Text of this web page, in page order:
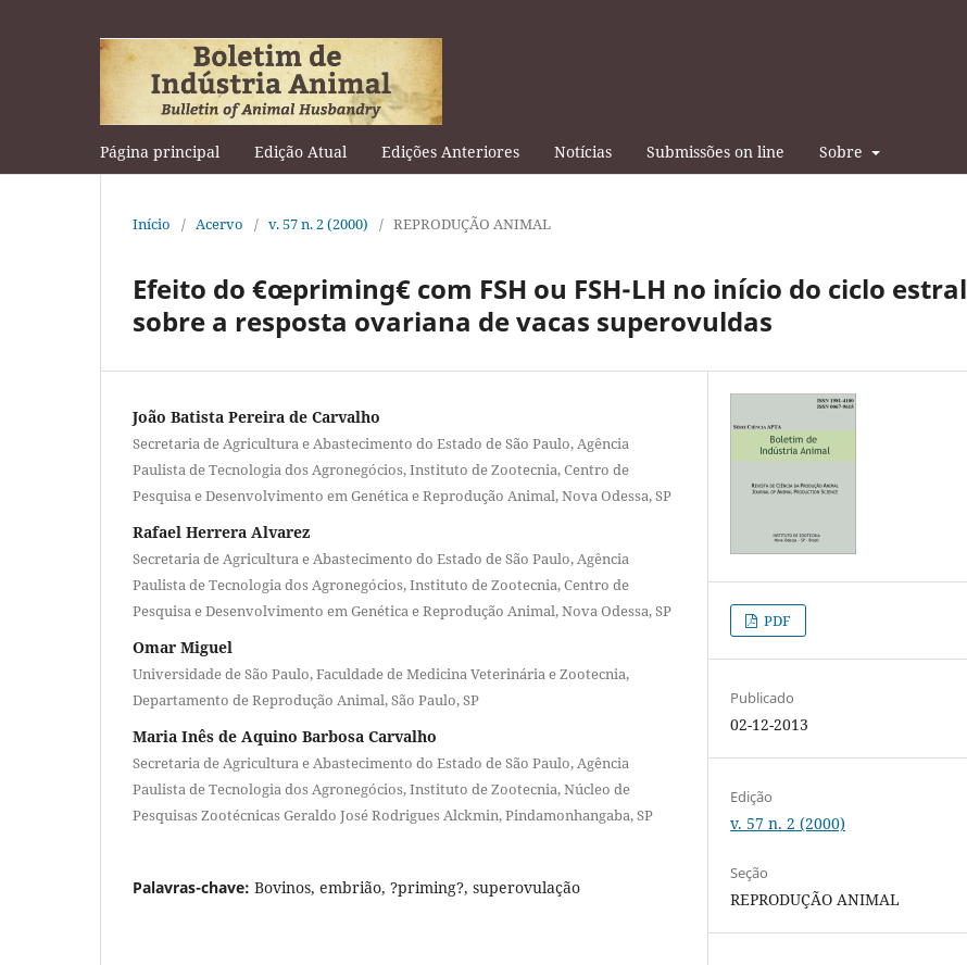
Página principal Edição Atual Edições Anteriores Notícias Submissões on line Sobre
Início / Acervo / v. 57 n. 2 (2000) / REPRODUÇÃO ANIMAL
Efeito do €œpriming€ com FSH ou FSH-LH no início do ciclo estral
sobre a resposta ovariana de vacas superovuldas
João Batista Pereira de Carvalho
Secretaria de Agricultura e Abastecimento do Estado de São Paulo, Agência
Paulista de Tecnologia dos Agronegócios, Instituto de Zootecnia, Centro de
Pesquisa e Desenvolvimento em Genética e Reprodução Animal, Nova Odessa, SP
Rafael Herrera Alvarez
Secretaria de Agricultura e Abastecimento do Estado de São Paulo, Agência
Paulista de Tecnologia dos Agronegócios, Instituto de Zootecnia, Centro de
Pesquisa e Desenvolvimento em Genética e Reprodução Animal, Nova Odessa, SP
Omar Miguel
Universidade de São Paulo, Faculdade de Medicina Veterinária e Zootecnia,
Departamento de Reprodução Animal, São Paulo, SP
Maria Inês de Aquino Barbosa Carvalho
Secretaria de Agricultura e Abastecimento do Estado de São Paulo, Agência
Paulista de Tecnologia dos Agronegócios, Instituto de Zootecnia, Núcleo de
Pesquisas Zootécnicas Geraldo José Rodrigues Alckmin, Pindamonhangaba, SP
Palavras-chave: Bovinos, embrião, ?priming?, superovulação
PDF
Publicado
02-12-2013
Edição
v. 57 n. 2 (2000)
Seção
REPRODUÇÃO ANIMAL